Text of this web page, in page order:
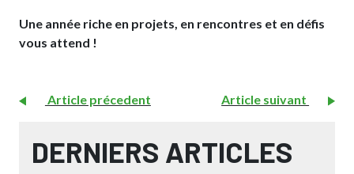
Une année riche en projets, en rencontres et en défis
vous attend !
Article précedent Article suivant
DERNIERS ARTICLES